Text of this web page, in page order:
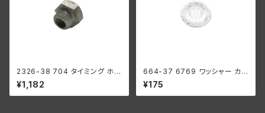
2326-38 704 タイミング ホー
ル プラグ ハーレーダビッドソン
1938-64年 EL WL UL G 白メ
ッキ
¥1,182
664-37 6769 ワッシャー カム
ギアシャフト用 0.007 インチ ス
タンダードサイズ 1枚 ハーレー
ダビッドソン 1937-73年 WL U
¥175